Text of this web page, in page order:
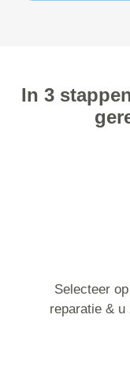
In 3
Selecteer
reparatie &